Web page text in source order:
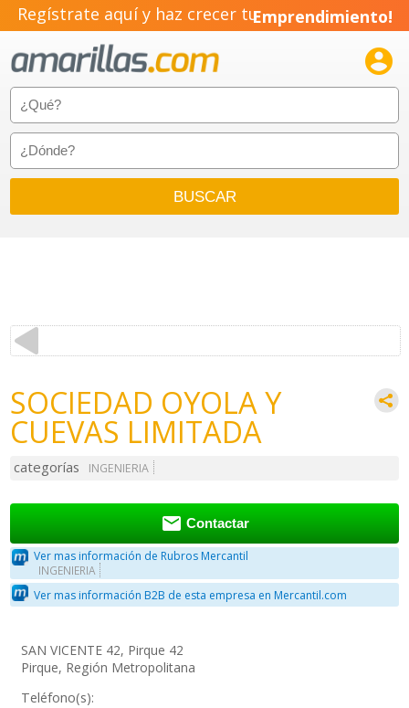
Regístrate aquí y haz crecer tuEmprendimiento!

SOCIEDAD OYOLA Y
CUEVAS LIMITADA
categorías INGENIERIA
 Contactar
Ver mas información de Rubros Mercantil
INGENIERIA
Ver mas información B2B de esta empresa en Mercantil.com
SAN VICENTE 42, Pirque 42
Pirque, Región Metropolitana
Teléfono(s):